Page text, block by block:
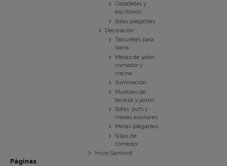
Caballetes y
escritorios
Sillas plegables
Decoración
Taburetes para
barra
Mesas de salón
comedor y
cocina
Iluminación
Muebles de
terraza y jardín
Sofás, pufs y
mesas auxiliares
Mesas plegables
Sillas de
comedor
Inicio Sanihost
Páginas